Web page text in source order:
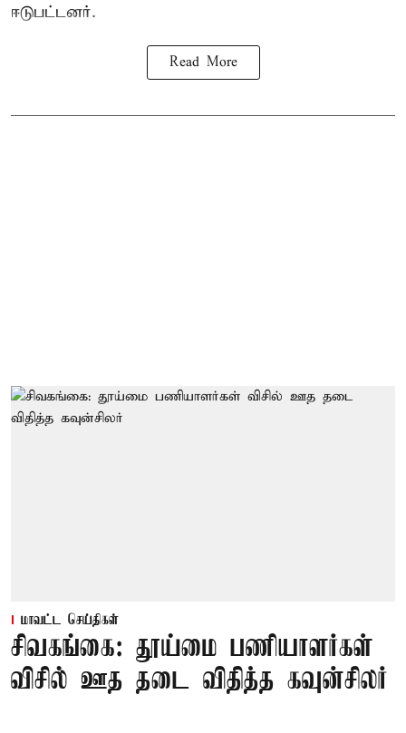
ஈடுபட்டனர்.
Read More
மாவட்ட செய்திகள்
சிவகங்கை: தூய்மை பணியாளர்கள்
விசில் ஊத தடை விதித்த கவுன்சிலர்